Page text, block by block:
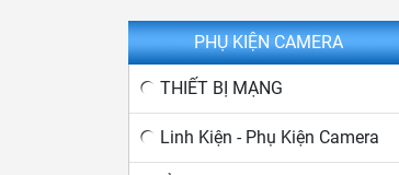
PHỤ KIỆN CAMERA
THIẾT BỊ MẠNG
Linh Kiện - Phụ Kiện Camera